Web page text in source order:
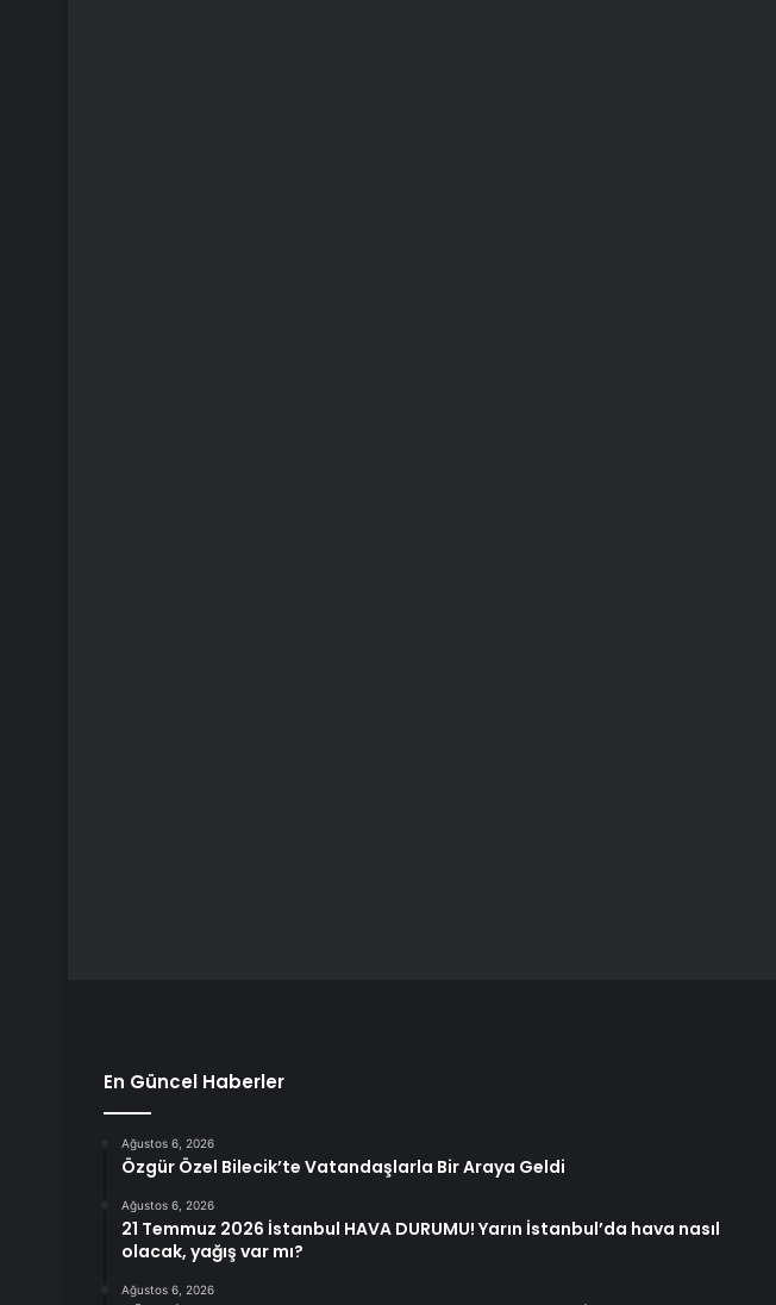
En Güncel Haberler
Ağustos 6, 2026
Özgür Özel Bilecik’te Vatandaşlarla Bir Araya Geldi
Ağustos 6, 2026
21 Temmuz 2026 İstanbul HAVA DURUMU! Yarın İstanbul’da hava nasıl
olacak, yağış var mı?
Ağustos 6, 2026